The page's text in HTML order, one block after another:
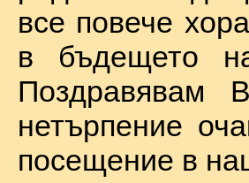
все повече
в бъдещето
нетърпение
посещение в